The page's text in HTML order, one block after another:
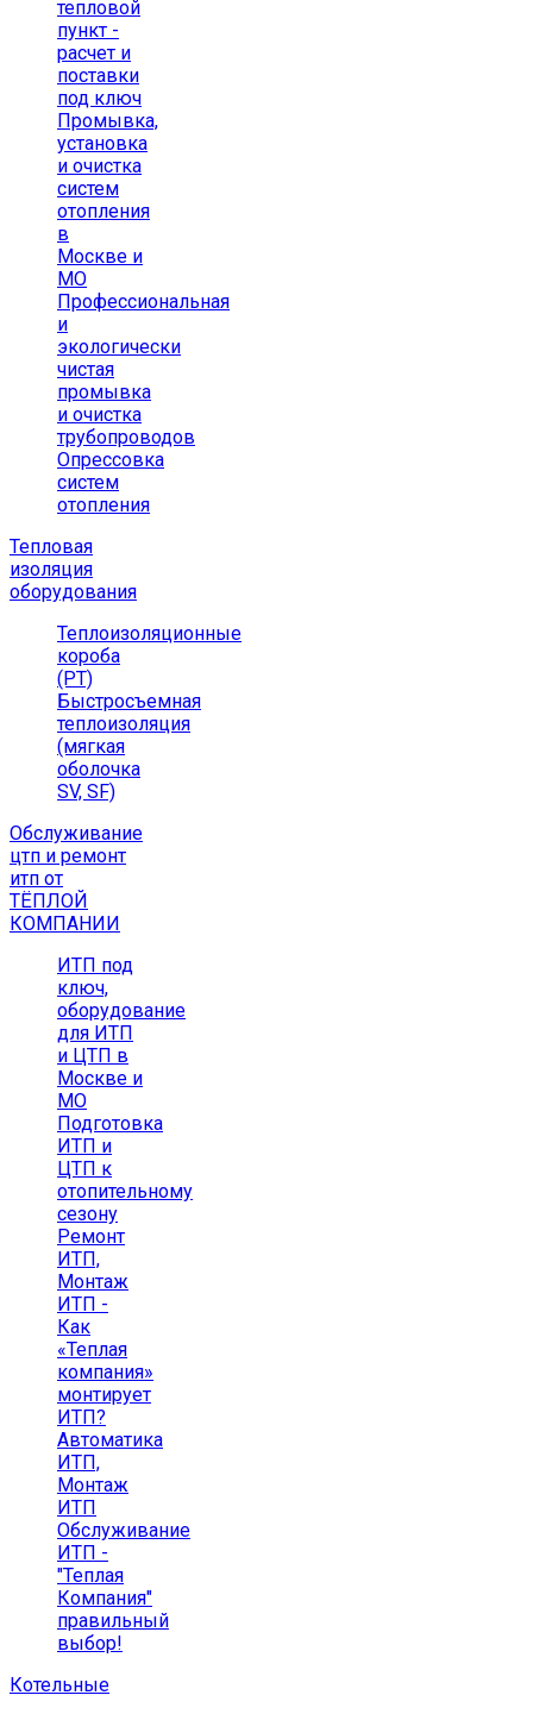
тепловой
пункт -
расчет и
поставки
под ключ
Промывка,
установка
и очистка
систем
отопления
в
Москве и
МО
Профессиональная
и
экологически
чистая
промывка
и очистка
трубопроводов
Опрессовка
систем
отопления
Тепловая
изоляция
оборудования
Теплоизоляционные
короба
(РТ)
Быстросъемная
теплоизоляция
(мягкая
оболочка
SV, SF)
Обслуживание
цтп и ремонт
итп от
ТЁПЛОЙ
КОМПАНИИ
ИТП под
ключ,
оборудование
для ИТП
и ЦТП в
Москве и
МО
Подготовка
ИТП и
ЦТП к
отопительному
сезону
Ремонт
ИТП,
Монтаж
ИТП -
Как
«Теплая
компания»
монтирует
ИТП?
Автоматика
ИТП,
Монтаж
ИТП
Обслуживание
ИТП -
"Теплая
Компания"
правильный
выбор!
Котельные